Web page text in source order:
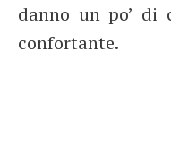
danno un po’ di
confortante.